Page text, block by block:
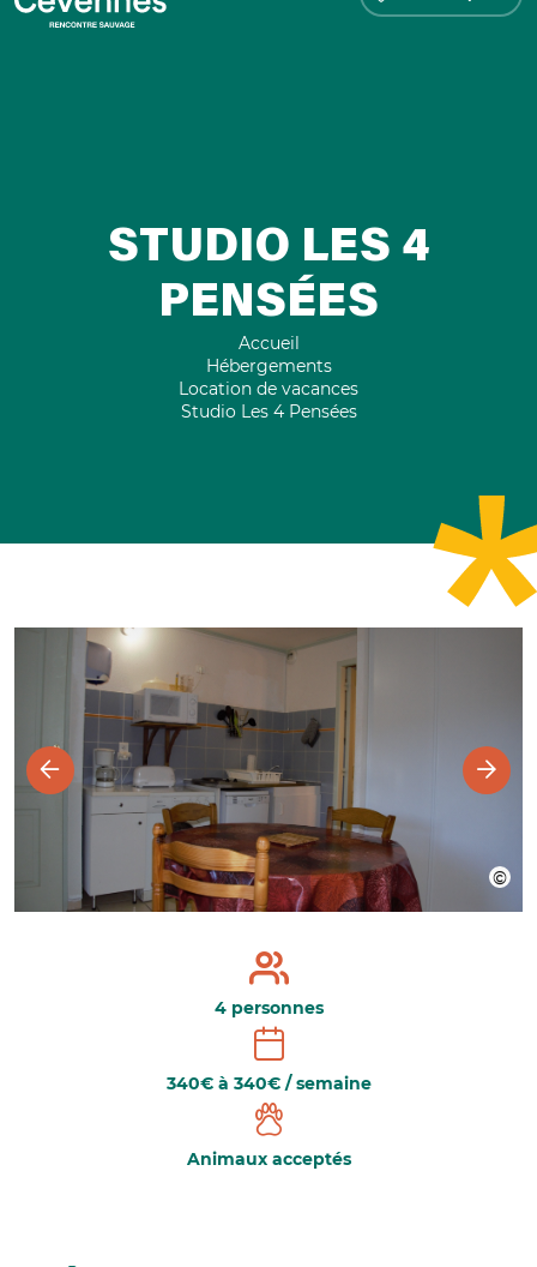
STUDIO LES 4
PENSÉES
Accueil
Hébergements
Location de vacances
Studio Les 4 Pensées
4 personnes
340€ à 340€ / semaine
Animaux acceptés